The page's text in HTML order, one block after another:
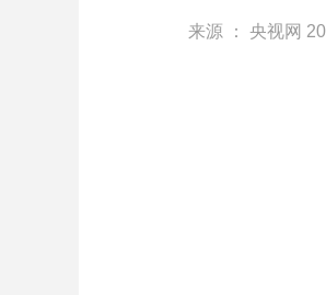
国内 国际 评
来源 ： 央视网